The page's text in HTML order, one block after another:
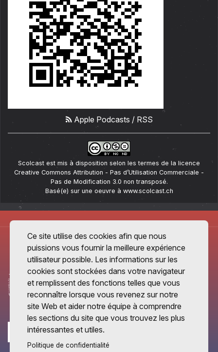
Apple Podcasts / RSS
Scolcast est mis à disposition selon les termes de la licence
Creative Commons Attribution - Pas d’Utilisation Commerciale -
Pas de Modification 3.0 non transposé.
Basé(e) sur une oeuvre à www.scolcast.ch
Ce site utilise des cookies afin que nous
puissions vous fournir la meilleure expérience
utilisateur possible. Les informations sur les
cookies sont stockées dans votre navigateur
et remplissent des fonctions telles que vous
reconnaître lorsque vous revenez sur notre
site Web et aider notre équipe à comprendre
les sections du site que vous trouvez les plus
intéressantes et utiles.
Politique de confidentialité